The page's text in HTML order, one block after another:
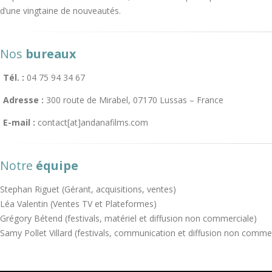
d’une vingtaine de nouveautés.
Nos bureaux
Tél. : 04 75 94 34 67
Adresse : 300 route de Mirabel, 07170 Lussas – France
E-mail : contact[at]andanafilms.com
Notre équipe
Stephan Riguet (Gérant, acquisitions, ventes)
Léa Valentin (Ventes TV et Plateformes)
Grégory Bétend (festivals, matériel et diffusion non commerciale)
Samy Pollet Villard (festivals, communication et diffusion non